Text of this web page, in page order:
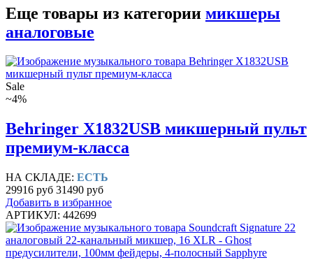
Еще товары из категории микшеры
аналоговые
Sale
~4%
Behringer X1832USB микшерный пульт
премиум-класса
НА СКЛАДЕ: ЕСТЬ
29916 руб 31490 руб
Добавить в избранное
АРТИКУЛ: 442699